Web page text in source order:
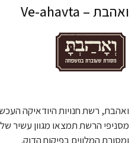
ואהבת – Ve-ahavta
ואהבת, רשת חנויות היודאיקה
מסניפי הרשת תמצאו מגוון עשיר
ומסורת המלווים בפיקוח הדוק.